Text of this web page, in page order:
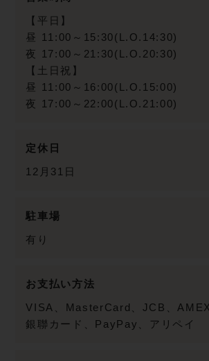
【平日】
昼 11:00～15:30(L.O.14:30)
夜 17:00～21:30(L.O.20:30)
【土日祝】
昼 11:00～16:00(L.O.15:00)
夜 17:00～22:00(L.O.21:00)
定休日
12月31日
駐車場
有り
お支払い方法
VISA、MasterCard、JCB、
銀聯カード、PayPay、アリペイ